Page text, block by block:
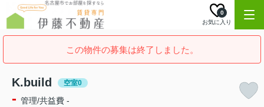
お気に入り
0
この物件の募集は終了しました。
K.build 空室0
- 管理/共益費 -